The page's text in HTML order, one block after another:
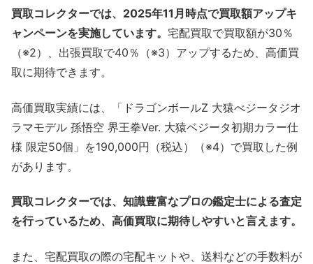
買取コレクターでは、2025年11月時点で買取額アップキ
ャンペーンを実施しています。 宅配買取で買取額が30％
（※2）、出張買取で40％（※3）アップするため、高価買
取に期待できます。
高価買取実績には、「ドラゴンボールZ 大猿べジータジオ
ラマモデル 孫悟空 界王拳Ver. 大猿ベジータ初期カラー仕
様 限定50個」を190,000円（税込）（※4）で買取した例
があります。
買取コレクターでは、知識豊富なプロの鑑定士による査定
を行っているため、高価買取に期待しやすいと言えます。
また、宅配買取の際の宅配キットや、送料などの手数料が